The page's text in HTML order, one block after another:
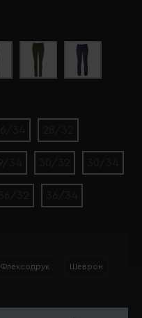
Флексодрук Шеврон